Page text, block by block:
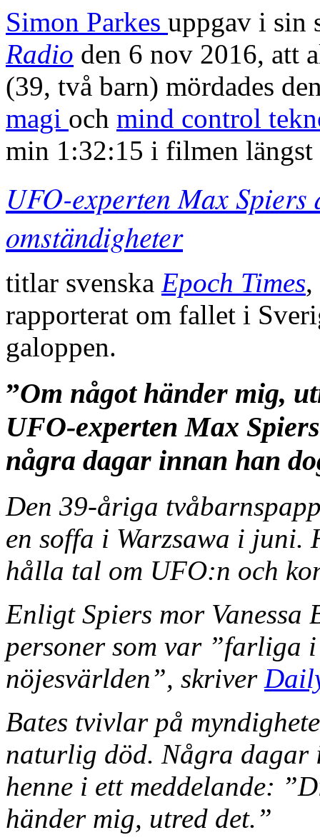
Simon Parkes uppgav i sin
Radio den 6 nov 2016, att
(39, två barn) mördades
magi och mind control
min 1:32:15 i filmen längst
UFO-experten Max Spiers
omständigheter
titlar svenska Epoch Times,
rapporterat om fallet i
galoppen.
”Om något händer mig,
UFO-experten Max
några dagar innan han
Den 39-åriga
en soffa i Warzsawa i
hålla tal om UFO:n och
Enligt Spiers mor Vanessa
personer som var ”farliga
nöjesvärlden”, skriver
Bates tvivlar på
naturlig död. Några dagar
henne i ett meddelande:
händer mig, utred det.”